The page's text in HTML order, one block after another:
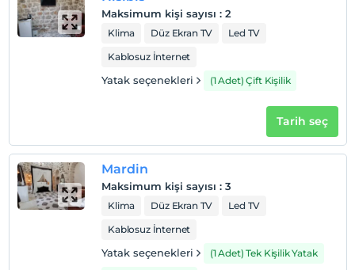
Maksimum kişi sayısı : 2
Klima Düz Ekran TV
Led TV
Kablosuz İnternet
Yatak seçenekleri (1 Adet) Çift Kişilik
Tarih seç
Mardin
Maksimum kişi sayısı : 3
Klima Düz Ekran TV
Led TV
Kablosuz İnternet
Yatak seçenekleri
(1 Adet) Tek Kişilik Yatak